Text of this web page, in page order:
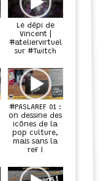
Le dépi de
Vincent |
#ateliervirtuel
sur #Twitch
#PASLAREF 01 :
on dessine des
icônes de la
pop culture,
mais sans la
ref !